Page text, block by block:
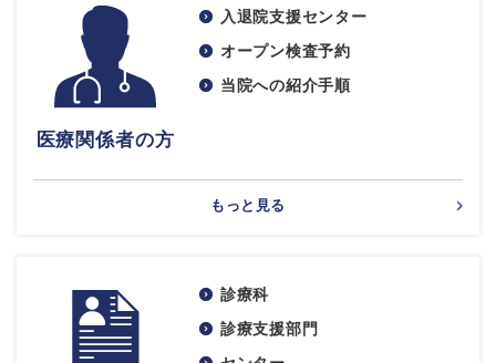
医療関係者の方
入退院支援センター
オープン検査予約
当院への紹介手順
もっと見る
診療科
診療支援部門